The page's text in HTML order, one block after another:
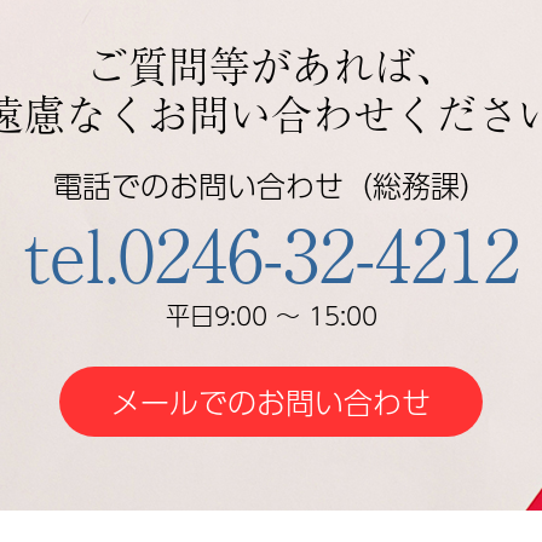
ご質問等があれば、
慮なくお問い合わせくださ
電話でのお問い合わせ（総務課）
tel.0246-32-4212
平日9:00 ～ 15:00
メールでのお問い合わせ